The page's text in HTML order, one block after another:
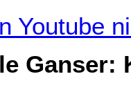
Youtube